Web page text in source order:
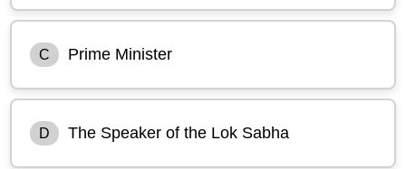
C Prime Minister
D The Speaker of the Lok Sabha